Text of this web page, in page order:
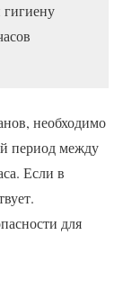
гигиену
необходимо
период между
Если в
для